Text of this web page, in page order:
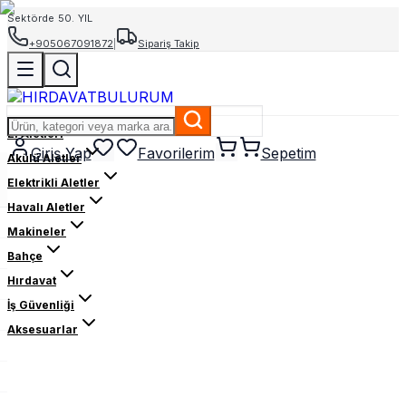
Sektörde 50. YIL
+905067091872
Sipariş Takip
Giriş Yap Favorilerim Sepetim
El Aletleri
Akülü Aletler
Elektrikli Aletler
Havalı Aletler
Makineler
Bahçe
Hırdavat
İş Güvenliği
Aksesuarlar